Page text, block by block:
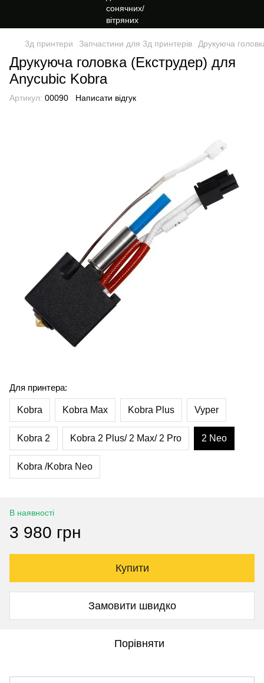
3д принтери Запчастини для 3д принтерів Друкуюча
Друкуюча головка (Екструдер) для
Anycubic Kobra
Артикул: 00090 Написати відгук
Для принтера:
Kobra Kobra Max Kobra Plus Vyper
Kobra 2 Kobra 2 Plus/ 2 Max/ 2 Pro 2 Neo
Kobra /Kobra Neo
В наявності
3 980 грн
Купити
Замовити швидко
Порівняти